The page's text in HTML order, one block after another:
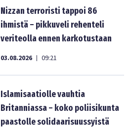
Nizzan terroristi tappoi 86
ihmistä – pikkuveli rehenteli
veriteolla ennen karkotustaan
03.08.2026 | 09:21
Islamisaatiolle vauhtia
Britanniassa – koko poliisikunta
paastolle solidaarisuussyistä